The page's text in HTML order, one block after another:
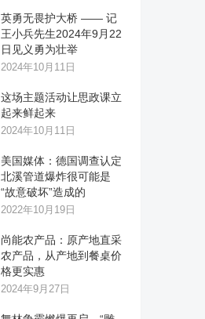
英勇无畏护大桥 —— 记
王小兵先生2024年9月22
日见义勇为壮举
2024年10月11日
这场主题活动让思政课立
起来鲜起来
2024年10月11日
美国媒体：德国调查认定
北溪管道爆炸很可能是
“故意破坏”造成的
2022年10月19日
尚能农产品：原产地直采
农产品，从产地到餐桌价
格更实惠
2024年9月27日